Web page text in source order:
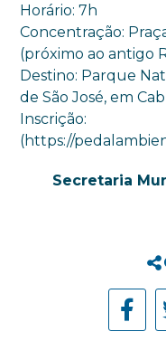
Horário: 7h
Concentração:
(próximo ao antigo
Destino: Parque
de São José, em
Inscrição:
(https://
Secretaria